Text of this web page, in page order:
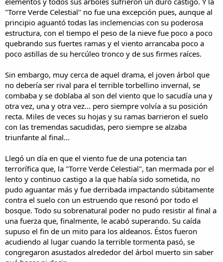
"Torre Verde Celestial" no fue una excepción pues, aunque al
principio aguantó todas las inclemencias con su poderosa
estructura, con el tiempo el peso de la nieve fue poco a poco
quebrando sus fuertes ramas y el viento arrancaba poco a
poco astillas de su hercúleo tronco y de sus firmes raíces.
Sin embargo, muy cerca de aquel drama, el joven árbol que
no debería ser rival para el terrible torbellino invernal, se
combaba y se doblaba al son del viento que lo sacudía una y
otra vez, una y otra vez... pero siempre volvía a su posición
recta. Miles de veces su hojas y su ramas barrieron el suelo
con las tremendas sacudidas, pero siempre se alzaba
triunfante al final...
Llegó un día en que el viento fue de una potencia tan
terrorífica que, la "Torre Verde Celestial", tan mermada por el
lento y continuo castigo a la que había sido sometida, no
pudo aguantar más y fue derribada impactando súbitamente
contra el suelo con un estruendo que resonó por todo el
bosque. Todo su sobrenatural poder no pudo resistir al final a
una fuerza que, finalmente, le acabó superando. Su caída
supuso el fin de un mito para los aldeanos. Éstos fueron
acudiendo al lugar cuando la terrible tormenta pasó, se
congregaron asustados alrededor del árbol muerto sin saber